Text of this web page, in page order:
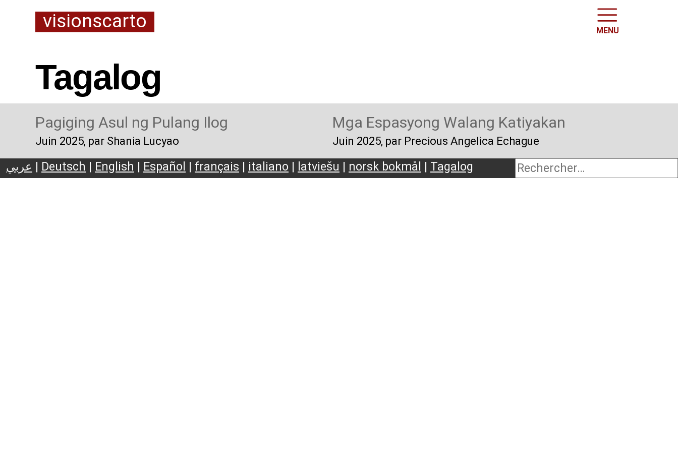
visionscarto MENU
Tagalog
Pagiging Asul ng Pulang Ilog
Juin 2025, par Shania Lucyao
Mga Espasyong Walang Katiyakan
Juin 2025, par Precious Angelica Echague
عربي | Deutsch | English | Español | français | italiano | latviešu | norsk bokmål | Tagalog